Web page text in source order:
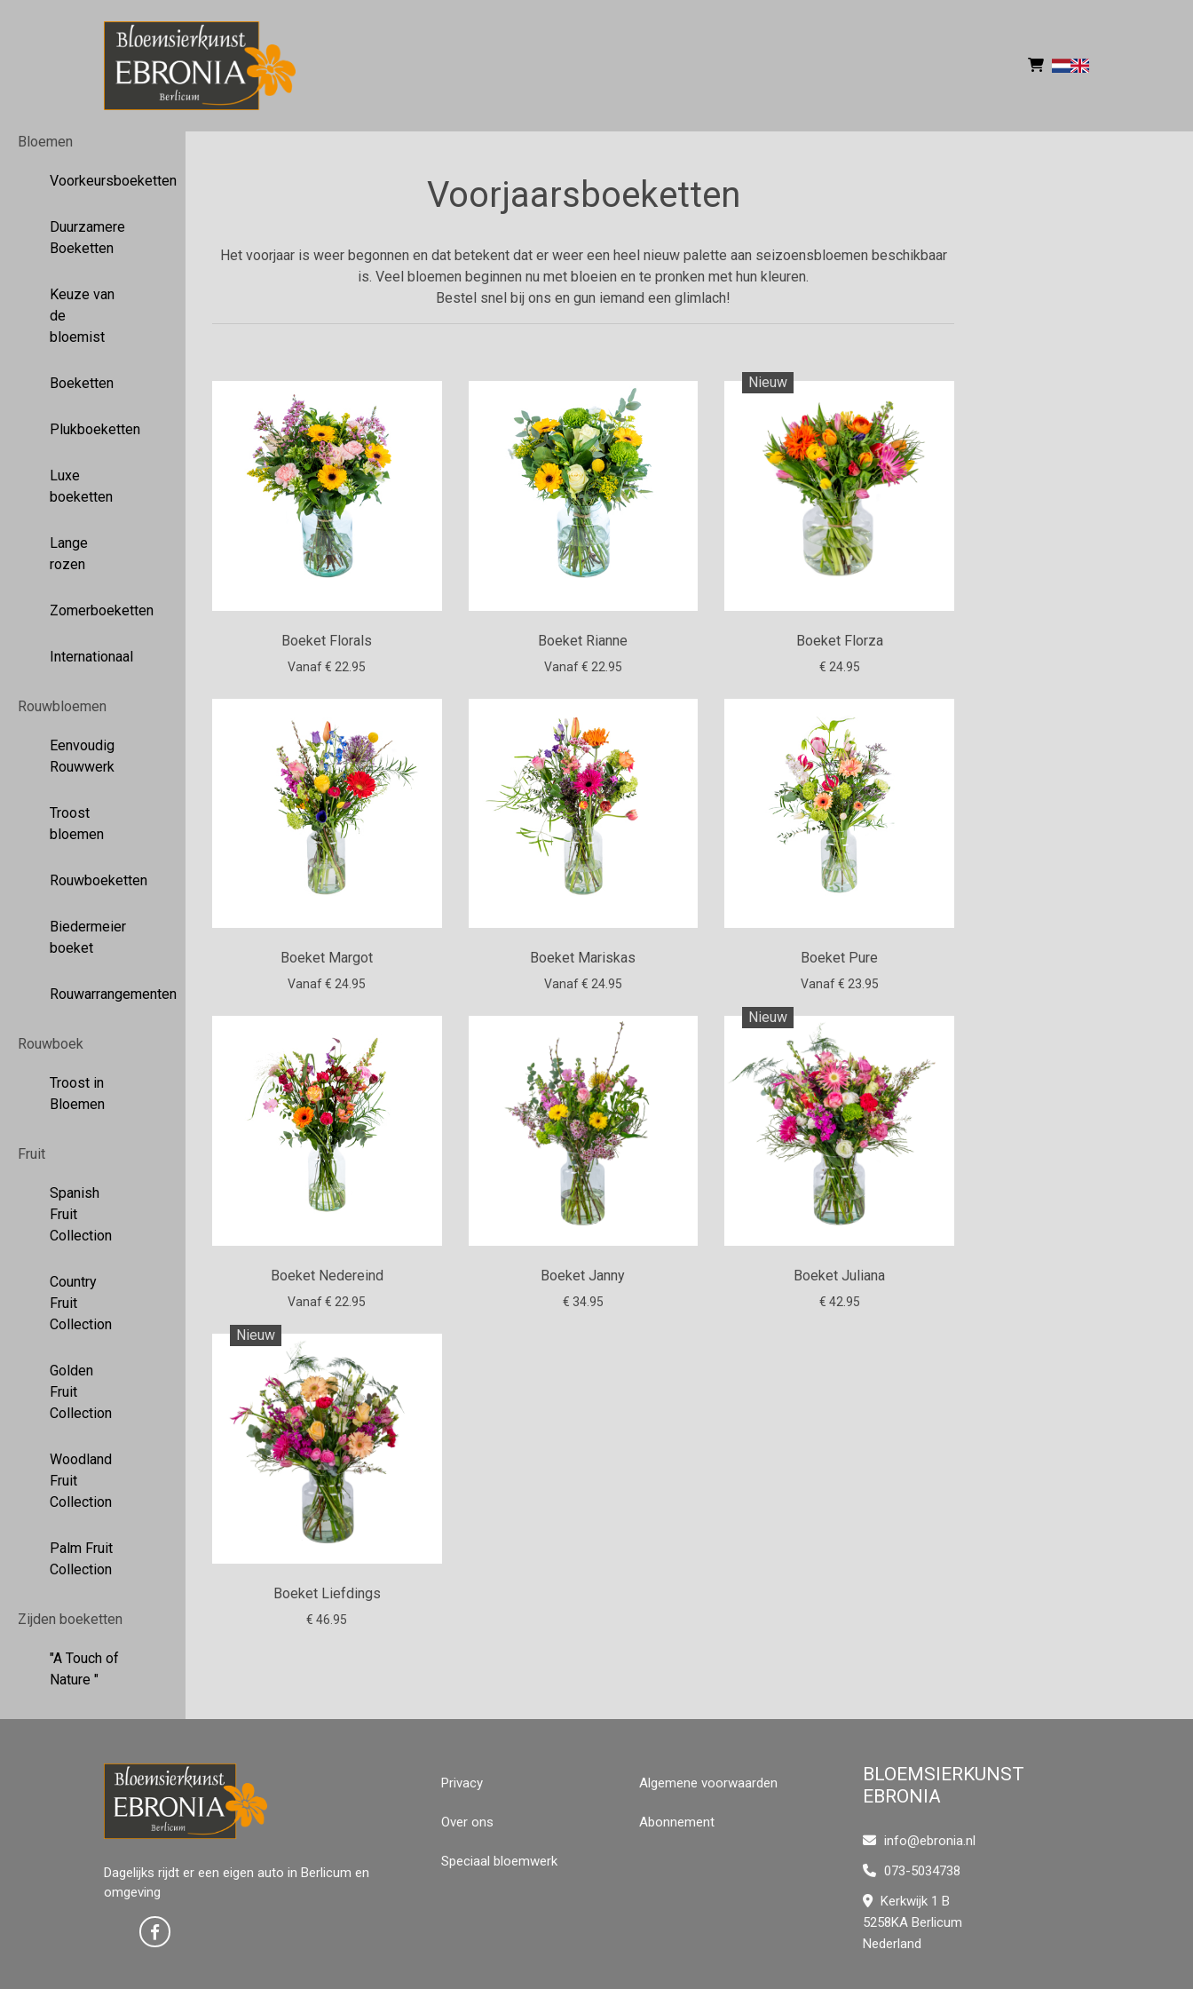
Bloemen
Voorkeursboeketten
Duurzamere
Boeketten
Keuze van
de
bloemist
Boeketten
Plukboeketten
Luxe
boeketten
Lange
rozen
Zomerboeketten
Internationaal
Rouwbloemen
Eenvoudig
Rouwwerk
Troost
bloemen
Rouwboeketten
Biedermeier
boeket
Rouwarrangementen
Rouwboek
Troost in
Bloemen
Fruit
Spanish
Fruit
Collection
Country
Fruit
Collection
Golden
Fruit
Collection
Woodland
Fruit
Collection
Palm Fruit
Collection
Zijden boeketten
"A Touch of
Nature "
Voorjaarsboeketten
Het voorjaar is weer begonnen en dat betekent dat er weer een heel nieuw palette aan seizoensbloemen beschikbaar
is. Veel bloemen beginnen nu met bloeien en te pronken met hun kleuren.
Bestel snel bij ons en gun iemand een glimlach!
Boeket Florals
Vanaf € 22.95
Boeket Rianne
Vanaf € 22.95
Nieuw
Boeket Florza
€ 24.95
Boeket Margot
Vanaf € 24.95
Boeket Mariskas
Vanaf € 24.95
Boeket Pure
Vanaf € 23.95
Boeket Nedereind
Vanaf € 22.95
Boeket Janny
€ 34.95
Nieuw
Boeket Juliana
€ 42.95
Nieuw
Boeket Liefdings
€ 46.95
Dagelijks rijdt er een eigen auto in Berlicum en
omgeving
Privacy Algemene voorwaarden
Over ons Abonnement
Speciaal bloemwerk
BLOEMSIERKUNST
EBRONIA
info@ebronia.nl
073-5034738
Kerkwijk 1 B
5258KA Berlicum
Nederland